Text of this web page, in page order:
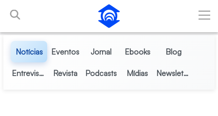
Pular para o Conteúdo principal
Notícias Eventos Jornal Ebooks Blog
Entrevistas Revista Podcasts Mídias Newsletter